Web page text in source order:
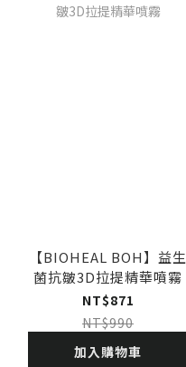
【BIOHEAL BOH】益生
菌抗皺3D拉提精華噴霧
NT$871
NT$990
加入購物車